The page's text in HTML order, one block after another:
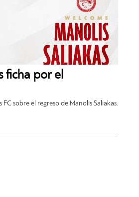
ficha por el
sobre el regreso de Manolis Saliakas.